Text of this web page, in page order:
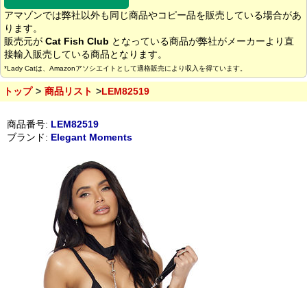
アマゾンでは弊社以外も同じ商品やコピー品を販売している場合があ
ります。
販売元が Cat Fish Club となっている商品が弊社がメーカーより直
接輸入販売している商品となります。
*Lady Catは、Amazonアソシエイトとして適格販売により収入を得ています。
トップ 商品リスト LEM82519
商品番号: LEM82519
ブランド: Elegant Moments